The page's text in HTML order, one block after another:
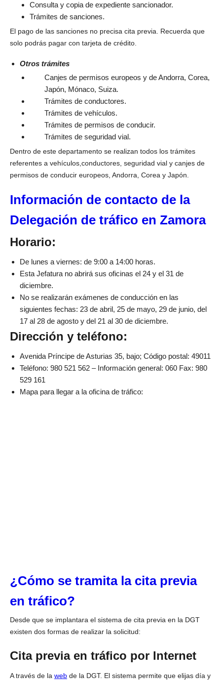
Consulta y copia de expediente sancionador.
Trámites de sanciones.
El pago de las sanciones no precisa cita previa. Recuerda que
solo podrás pagar con tarjeta de crédito.
Otros trámites
Canjes de permisos europeos y de Andorra, Corea,
Japón, Mónaco, Suiza.
Trámites de conductores.
Trámites de vehículos.
Trámites de permisos de conducir.
Trámites de seguridad vial.
Dentro de este departamento se realizan todos los trámites
referentes a vehículos,conductores, seguridad vial y canjes de
permisos de conducir europeos, Andorra, Corea y Japón.
Información de contacto de la
Delegación de tráfico en Zamora
Horario:
De lunes a viernes: de 9:00 a 14:00 horas.
Esta Jefatura no abrirá sus oficinas el 24 y el 31 de
diciembre.
No se realizarán exámenes de conducción en las
siguientes fechas: 23 de abril, 25 de mayo, 29 de junio, del
17 al 28 de agosto y del 21 al 30 de diciembre.
Dirección y teléfono:
Avenida Príncipe de Asturias 35, bajo; Código postal: 49011
Teléfono: 980 521 562 – Información general: 060 Fax: 980
529 161
Mapa para llegar a la oficina de tráfico:
¿Cómo se tramita la cita previa
en tráfico?
Desde que se implantara el sistema de cita previa en la DGT
existen dos formas de realizar la solicitud:
Cita previa en tráfico por Internet
A través de la web de la DGT. El sistema permite que elijas día y